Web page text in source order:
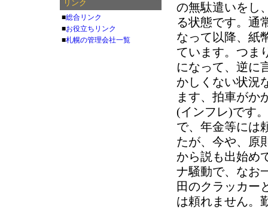
の無駄遣いをし
る状態です。通
なって以降、紙
ています。つま
になって、逆に
かしくない状況
ます、拍車がか
(インフレ)です
で、年金等には
たが、今や、原
から説も出始め
ナ騒動で、なお
田のクラッカー
は頼れません。
リンク
■総合リンク
■お役立ちリンク
■札幌の管理会社一覧